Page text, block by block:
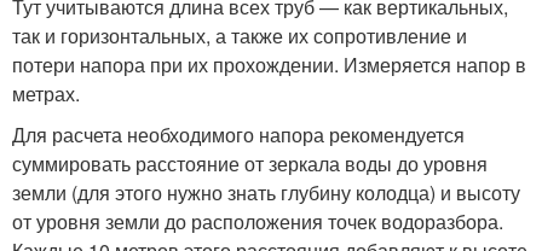
Тут учитываются длина всех труб — как вертикальных,
так и горизонтальных, а также их сопротивление и
потери напора при их прохождении. Измеряется напор в
метрах.
Для расчета необходимого напора рекомендуется
суммировать расстояние от зеркала воды до уровня
земли (для этого нужно знать глубину колодца) и высоту
от уровня земли до расположения точек водоразбора.